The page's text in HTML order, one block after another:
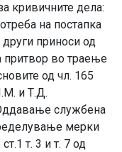
кривичните дела:
на постапка
приноси од
притвор во траење
од чл. 165
и Т.Д.
службена
мерки
т. 3 и т. 7 од